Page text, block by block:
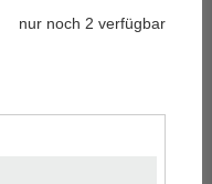
nur noch 2 verfügbar